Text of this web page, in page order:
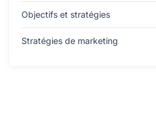
Objectifs et stratégies
Stratégies de marketing